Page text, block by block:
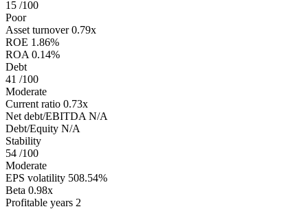
15 /100
Poor
Asset turnover 0.79x
ROE 1.86%
ROA 0.14%
Debt
41 /100
Moderate
Current ratio 0.73x
Net debt/EBITDA N/A
Debt/Equity N/A
Stability
54 /100
Moderate
EPS volatility 508.54%
Beta 0.98x
Profitable years 2